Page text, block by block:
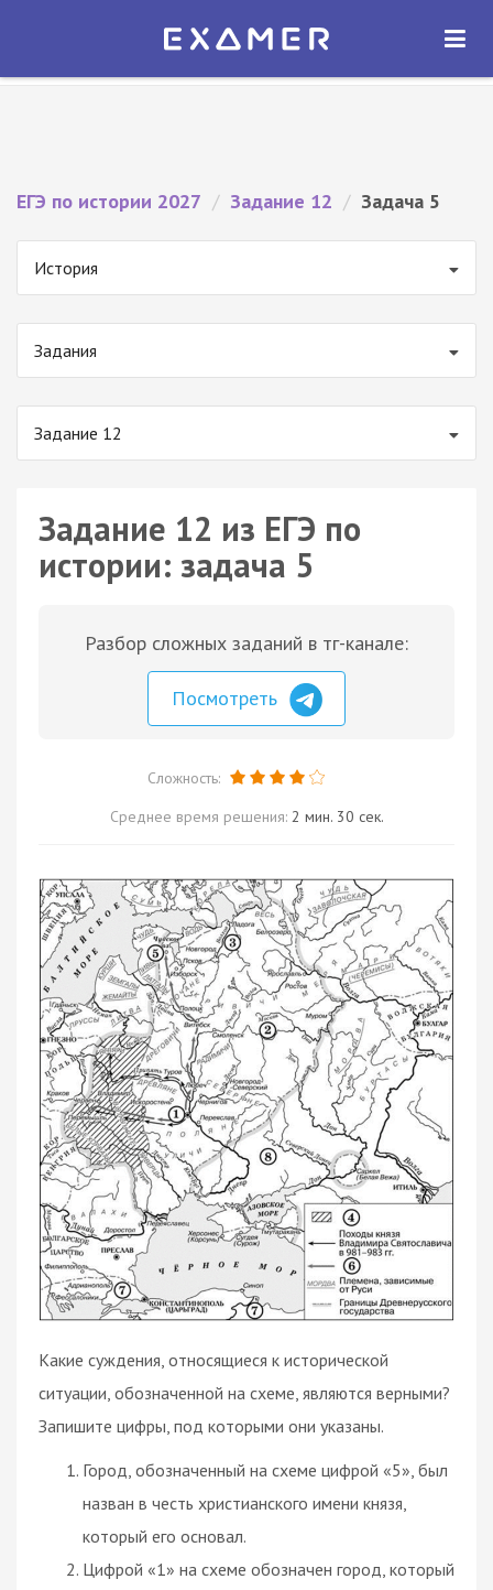
Экзамер — ЕГЭ 2027
ОТКРЫТЬ
ЕГЭ по истории 2027 / Задание 12 / Задача 5
История
Задания
Задание 12
Задание 12 из ЕГЭ по
истории: задача 5
Разбор сложных заданий в тг-канале:
Посмотреть
Сложность:
Среднее время решения: 2 мин. 30 сек.
Какие суждения, относящиеся к исторической
ситуации, обозначенной на схеме, являются верными?
Запишите цифры, под которыми они указаны.
Город, обозначенный на схеме цифрой «5», был
назван в честь христианского имени князя,
который его основал.
Цифрой «1» на схеме обозначен город, который